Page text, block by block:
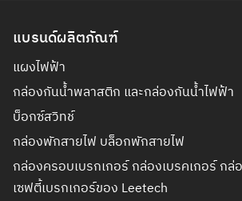
แบรนด์ผลิตภัณฑ์
แผงไฟฟ้า
กล่องกันน้ำพลาสติก และกล่องกันน้ำไฟฟ้า
บ็อกซ์สวิทช์
กล่องพักสายไฟ บล็อกพักสายไฟ
กล่องครอบเบรกเกอร์ กล่องเบรคเกอร์ กล่
เซฟตี้เบรกเกอร์ของ Leetech